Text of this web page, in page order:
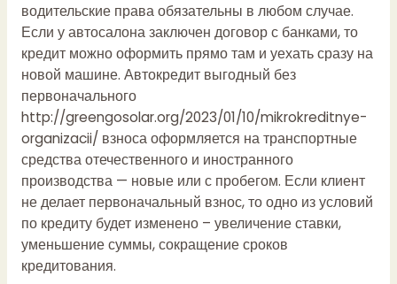
водительские права обязательны в любом случае.
Если у автосалона заключен договор с банками, то
кредит можно оформить прямо там и уехать сразу на
новой машине. Автокредит выгодный без
первоначального
http://greengosolar.org/2023/01/10/mikrokreditnye-
organizacii/ взноса оформляется на транспортные
средства отечественного и иностранного
производства — новые или с пробегом. Если клиент
не делает первоначальный взнос, то одно из условий
по кредиту будет изменено – увеличение ставки,
уменьшение суммы, сокращение сроков
кредитования.